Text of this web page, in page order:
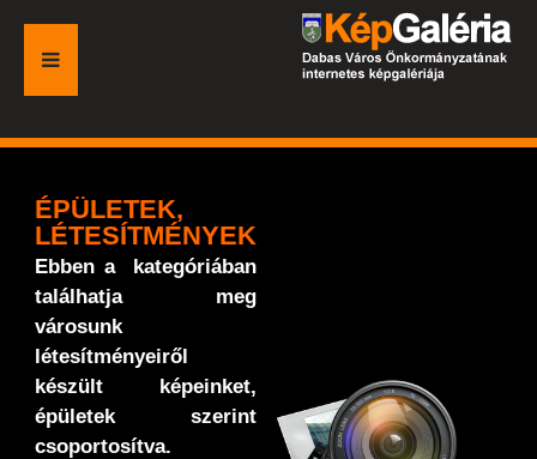
FŐOLDAL
GALÉRIA
ESEMÉNYEK
VÁROSI HONLAP
ÉPÜLETEK,
LÉTESÍTMÉNYEK
Ebben a kategóriában
találhatja meg
városunk
létesítményeiről
készült képeinket,
épületek szerint
csoportosítva.